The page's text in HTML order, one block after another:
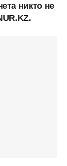
никто не